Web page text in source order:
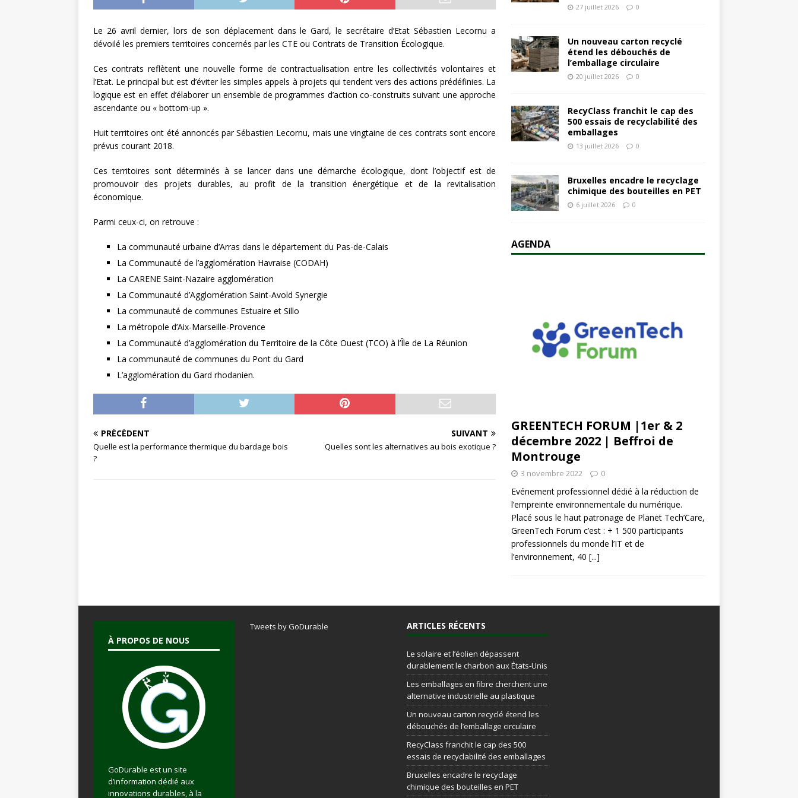
L’INTERNATIONAL
[ 3 août 2026 ] Le solaire et l’éolien dépassent durablement le charbon aux États-Unis
Le 26 avril dernier, lors de son déplacement dans le Gard, le secrétaire d’Etat Sébastien Lecornu a
dévoilé les premiers territoires concernés par les CTE ou Contrats de Transition Écologique.
Ces contrats reflètent une nouvelle forme de contractualisation entre les collectivités volontaires et
l’Etat. Le principal but est d’éviter les simples appels à projets qui tendent vers des actions prédéfinies. La
logique est en effet d’élaborer un ensemble de programmes d’action co-construits suivant une approche
ascendante ou « bottom-up ».
Huit territoires ont été annoncés par Sébastien Lecornu, mais une vingtaine de ces contrats sont encore
prévus courant 2018.
Ces territoires sont déterminés à se lancer dans une démarche écologique, dont l’objectif est de
promouvoir des projets durables, au profit de la transition énergétique et de la revitalisation
économique.
Parmi ceux-ci, on retrouve :
La communauté urbaine d’Arras dans le département du Pas-de-Calais
La Communauté de l’agglomération Havraise (CODAH)
La CARENE Saint-Nazaire agglomération
La Communauté d’Agglomération Saint-Avold Synergie
La communauté de communes Estuaire et Sillo
La métropole d’Aix-Marseille-Provence
La Communauté d’agglomération du Territoire de la Côte Ouest (TCO) à l’Île de La Réunion
La communauté de communes du Pont du Gard
L’agglomération du Gard rhodanien.
PRÉCÉDENT
Quelle est la performance thermique du bardage bois
?
SUIVANT
Quelles sont les alternatives au bois exotique ?
27 juillet 2026 0
Un nouveau carton recyclé
étend les débouchés de
l’emballage circulaire
20 juillet 2026 0
RecyClass franchit le cap des
500 essais de recyclabilité des
emballages
13 juillet 2026 0
Bruxelles encadre le recyclage
chimique des bouteilles en PET
6 juillet 2026 0
AGENDA
GREENTECH FORUM |1er & 2
décembre 2022 | Beffroi de
Montrouge
3 novembre 2022 0
Evénement professionnel dédié à la réduction de
l’empreinte environnementale du numérique.
Placé sous le haut patronage de Planet Tech’Care,
GreenTech Forum c’est : + 1 500 participants
professionnels du monde l’IT et de
l’environnement, 40 [...]
À PROPOS DE NOUS
GoDurable est un site
d’information dédié aux
innovations durables, à la
Tweets by GoDurable ARTICLES RÉCENTS
Le solaire et l’éolien dépassent
durablement le charbon aux États-Unis
Les emballages en fibre cherchent une
alternative industrielle au plastique
Un nouveau carton recyclé étend les
débouchés de l’emballage circulaire
RecyClass franchit le cap des 500
essais de recyclabilité des emballages
Bruxelles encadre le recyclage
chimique des bouteilles en PET